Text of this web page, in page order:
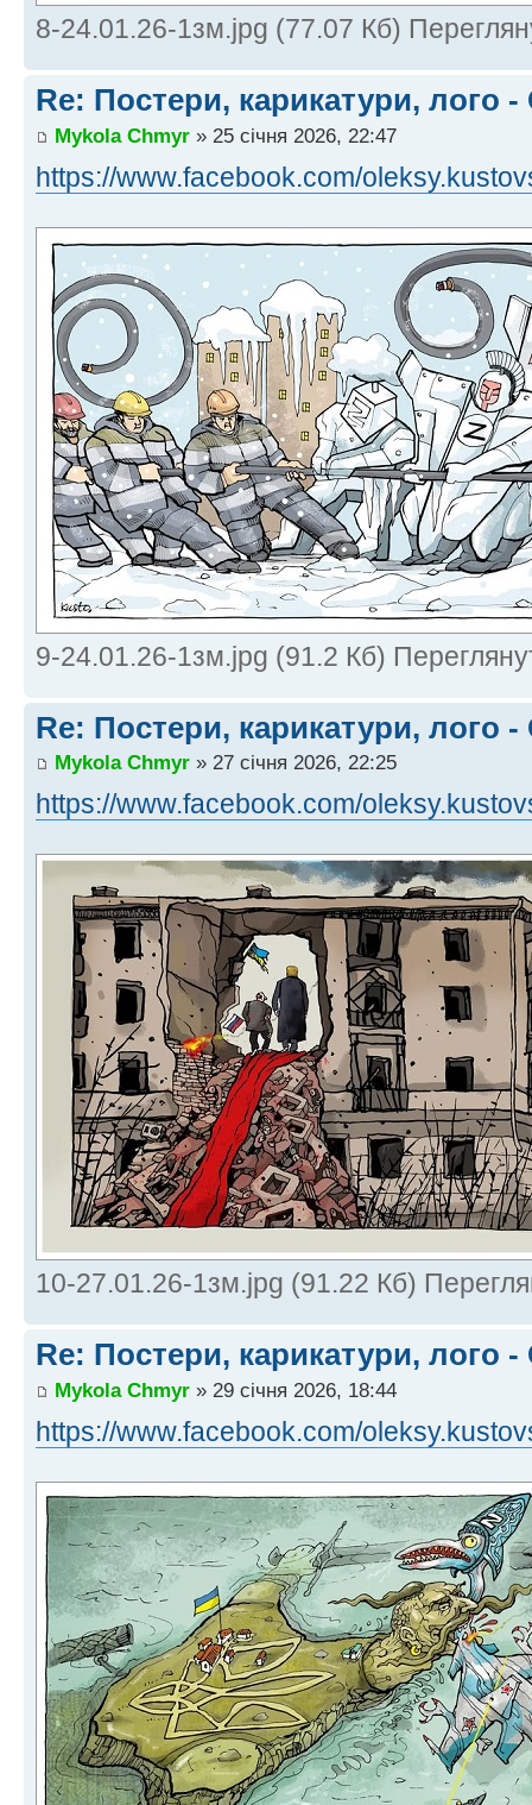
8-24.01.26-1зм.jpg (77.07 Кб)
Re: Постери, карикатури, лого
Mykola Chmyr » 25 січня 2026, 22:47
https://www.facebook.com/
9-24.01.26-1зм.jpg (91.2 Кб)
Re: Постери, карикатури, лого
Mykola Chmyr » 27 січня 2026, 22:25
https://www.facebook.com/
10-27.01.26-1зм.jpg (91.22 Кб)
Re: Постери, карикатури, лого
Mykola Chmyr » 29 січня 2026, 18:44
https://www.facebook.com/